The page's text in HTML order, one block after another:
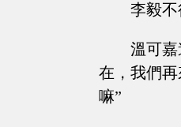
李毅
溫可
在，我們
嘛”